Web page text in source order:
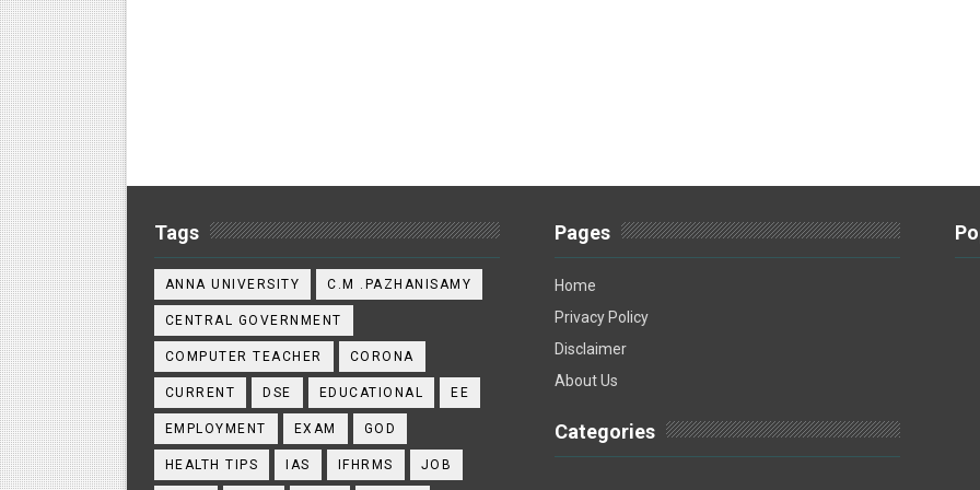
Tags
ANNA UNIVERSITY C.M .PAZHANISAMY
CENTRAL GOVERNMENT
COMPUTER TEACHER CORONA
CURRENT DSE EDUCATIONAL EE
EMPLOYMENT EXAM GOD
HEALTH TIPS IAS IFHRMS JOB
Pages
Home
Privacy Policy
Disclaimer
About Us
Categories